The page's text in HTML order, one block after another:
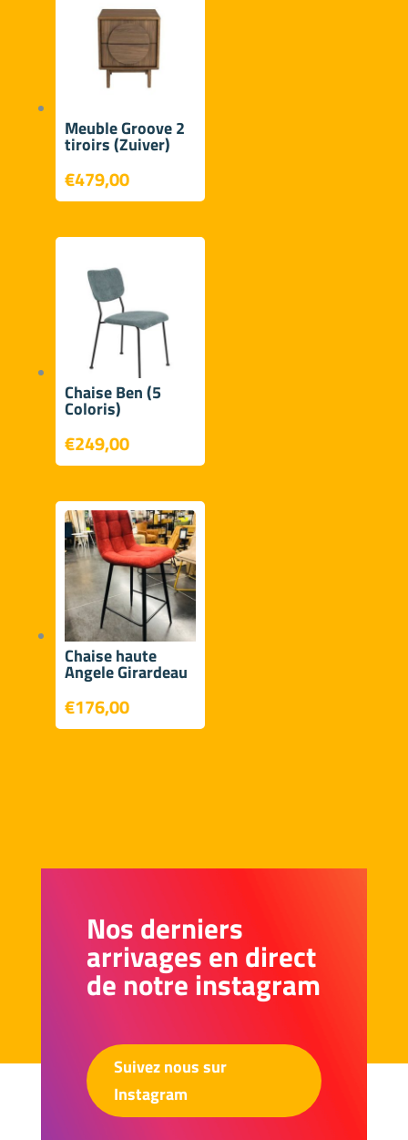
Meuble Groove 2
tiroirs (Zuiver)
€479,00
Chaise Ben (5
Coloris)
€249,00
Chaise haute
Angele Girardeau
€176,00
Nos derniers
arrivages en direct
de notre instagram
Suivez nous sur
Instagram